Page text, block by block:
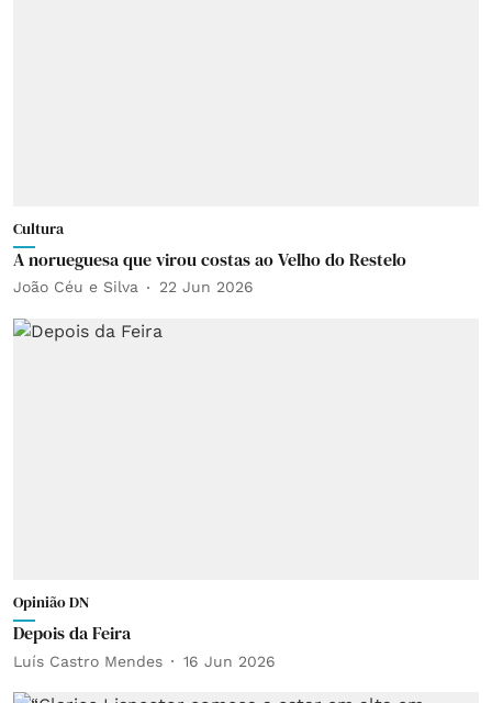
Cultura
A norueguesa que virou costas ao Velho do Restelo
João Céu e Silva 22 Jun 2026
Opinião DN
Depois da Feira
Luís Castro Mendes 16 Jun 2026